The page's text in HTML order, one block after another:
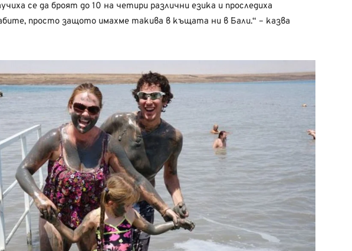
се да броят до 10 на четири различни езика и проследиха
просто защото имахме такива в къщата ни в Бали.“ – казва